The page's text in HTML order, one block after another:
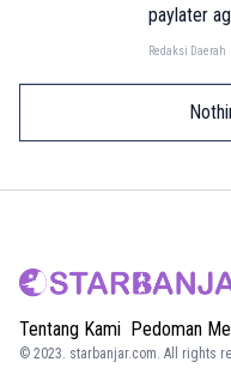
paylater
Redaksi Daerah
Tentang Kami Pedoman
© 2023. starbanjar.com. All rights